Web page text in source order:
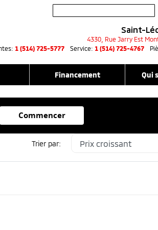
Saint-
4330, Rue Jarry Est
1 (514) 725-5777 Service: 1 (514) 725-4767
Financement Qui
Commencer
Trier par: